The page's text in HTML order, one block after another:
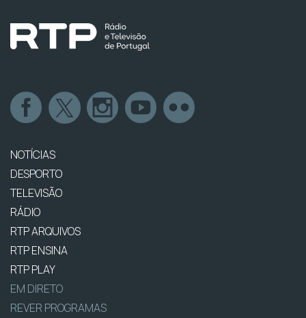
NOTÍCIAS
DESPORTO
TELEVISÃO
RÁDIO
RTP ARQUIVOS
RTP ENSINA
RTP PLAY
EM DIRETO
REVER PROGRAMAS